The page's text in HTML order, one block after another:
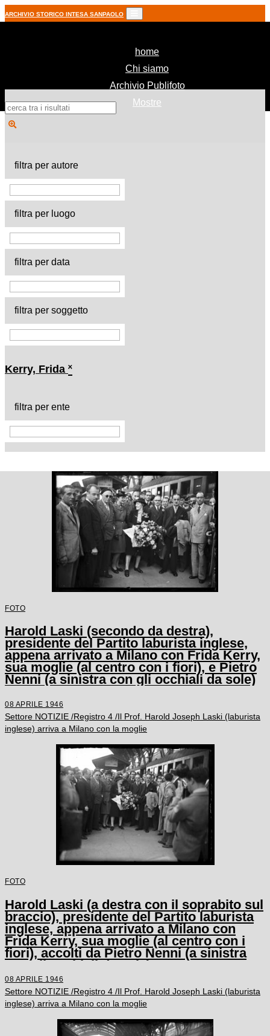
ARCHIVIO STORICO INTESA SANPAOLO
home(current)
Chi siamo
Archivio Publifoto
Mostre
filtra per autore
filtra per luogo
filtra per data
filtra per soggetto
Kerry, Frida ˟
filtra per ente
FOTO
Harold Laski (secondo da destra),
presidente del Partito laburista inglese,
appena arrivato a Milano con Frida Kerry,
sua moglie (al centro con i fiori), e Pietro
Nenni (a sinistra con gli occhiali da sole)
08 APRILE 1946
Settore NOTIZIE /Registro 4 /Il Prof. Harold Joseph Laski (laburista
inglese) arriva a Milano con la moglie
FOTO
Harold Laski (a destra con il soprabito sul
braccio), presidente del Partito laburista
inglese, appena arrivato a Milano con
Frida Kerry, sua moglie (al centro con i
fiori), accolti da Pietro Nenni (a sinistra
con gli occhiali da sole)
08 APRILE 1946
Settore NOTIZIE /Registro 4 /Il Prof. Harold Joseph Laski (laburista
inglese) arriva a Milano con la moglie